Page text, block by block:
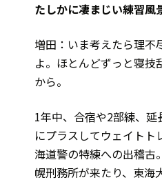
――たしかに凄まじい練習
増田：いま考えたら理不
よ。ほとんどずっと寝技
から。
1年中、合宿や2部練、
にプラスしてウェイトト
海道警の特練への出稽古
幌刑務所が来たり、東海